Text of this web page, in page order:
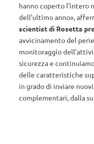
hanno coperto l’intero
dell’ultimo anno»,
scientist di Rosetta
avvicinamento del
monitoraggio
sicurezza e
delle caratteristiche
in grado di inviare
complementari, dalla